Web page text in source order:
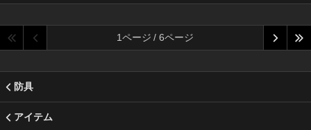
1ページ / 6ページ
防具
アイテム